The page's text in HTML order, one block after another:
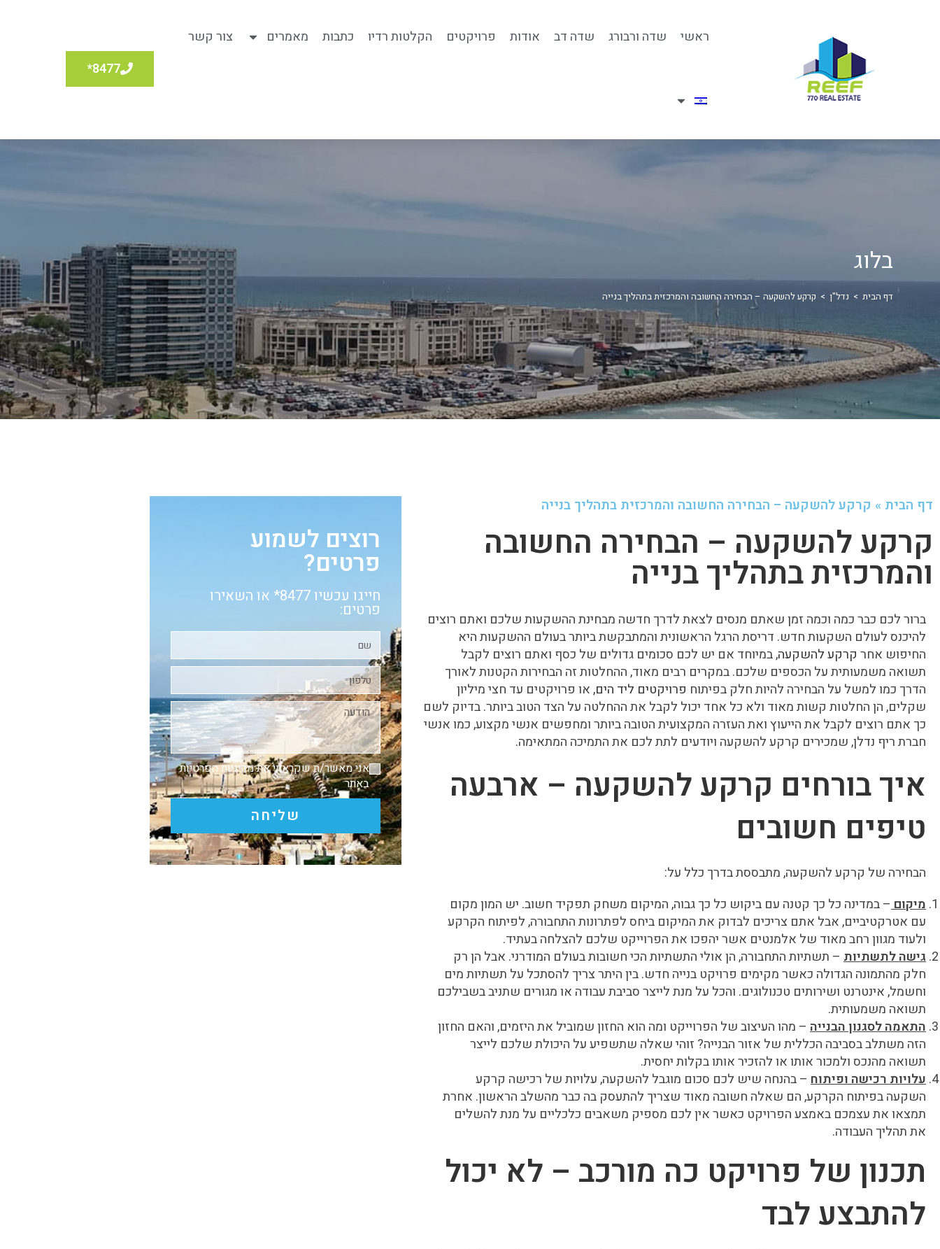
ראשי שדה ורבורג שדה דב אודות פרויקטים הקלטות רדיו כתבות מאמרים
צור קשר
8477*
בלוג
דף הבית > נדל"ן > קרקע להשקעה – הבחירה החשובה והמרכזית בתהליך בנייה
דף הבית » קרקע להשקעה – הבחירה החשובה והמרכזית בתהליך בנייה
קרקע להשקעה – הבחירה החשובה
והמרכזית בתהליך בנייה
ברור לכם כבר כמה וכמה זמן שאתם מנסים לצאת לדרך חדשה מבחינת ההשקעות שלכם ואתם רוצים
להיכנס לעולם השקעות חדש. דריסת הרגל הראשונית והמתבקשת ביותר בעולם ההשקעות היא
החיפוש אחר קרקע להשקעה, במיוחד אם יש לכם סכומים גדולים של כסף ואתם רוצים לקבל
תשואה משמעותית על הכספים שלכם. במקרים רבים מאוד, ההחלטות זה הבחירות הקטנות לאורך
הדרך כמו למשל על הבחירה להיות חלק בפיתוח פרויקטים ליד הים, או פרויקטים עד חצי מיליון
שקלים, הן החלטות קשות מאוד ולא כל אחד יכול לקבל את ההחלטה על הצד הטוב ביותר. בדיוק לשם
כך אתם רוצים לקבל את הייעוץ ואת העזרה המקצועית הטובה ביותר ומחפשים אנשי מקצוע, כמו אנשי
חברת ריף נדלן, שמכירים קרקע להשקעה ויודעים לתת לכם את התמיכה המתאימה.
איך בורחים קרקע להשקעה – ארבעה
טיפים חשובים
הבחירה של קרקע להשקעה, מתבססת בדרך כלל על:
מיקום – במדינה כל כך קטנה עם ביקוש כל כך גבוה, המיקום משחק תפקיד חשוב. יש המון מקום
עם אטרקטיביים, אבל אתם צריכים לבדוק את המיקום ביחס לפתרונות התחבורה, לפיתוח הקרקע
ולעוד מגוון רחב מאוד של אלמנטים אשר יהפכו את הפרוייקט שלכם להצלחה בעתיד.
גישה לתשתיות – תשתיות התחבורה, הן אולי התשתיות הכי חשובות בעולם המודרני. אבל הן רק
חלק מהתמונה הגדולה כאשר מקימים פרויקט בנייה חדש. בין היתר צריך להסתכל על תשתיות מים
וחשמל, אינטרנט ושירותים טכנולוגים. והכל על מנת לייצר סביבת עבודה או מגורים שתניב בשבילכם
תשואה משמעותית.
התאמה לסגנון הבנייה – מהו העיצוב של הפרוייקט ומה הוא החזון שמוביל את היזמים, והאם החזון
הזה משתלב בסביבה הכללית של אזור הבנייה? זוהי שאלה שתשפיע על היכולת שלכם לייצר
תשואה מהנכס ולמכור אותו או להזכיר אותו בקלות יחסית.
עלויות רכישה ופיתוח – בהנחה שיש לכם סכום מוגבל להשקעה, עלויות של רכישה קרקע
השקעה בפיתוח הקרקע, הם שאלה חשובה מאוד שצריך להתעסק בה כבר מהשלב הראשון. אחרת
תמצאו את עצמכם באמצע הפרויקט כאשר אין לכם מספיק משאבים כלכליים על מנת להשלים
את תהליך העבודה.
תכנון של פרויקט כה מורכב – לא יכול
להתבצע לבד
רוצים לשמוע
פרטים?
חייגו עכשיו 8477* או השאירו
פרטים:
אני מאשר/ת שקראתי אתמדיניות הפרטיות
באתר
שליחה